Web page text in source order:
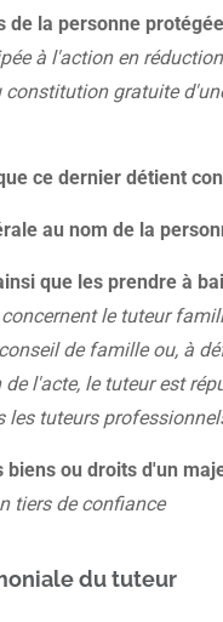
la personne
à l'action en
gratuite
ce dernier détient
au nom de la
que les prendre à
le tuteur
de famille ou, à
l'acte, le tuteur est
les tuteurs
ou droits d'un
tiers de confiance
du tuteur